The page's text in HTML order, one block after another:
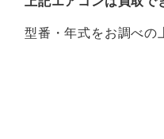
型番・年式をお調べの